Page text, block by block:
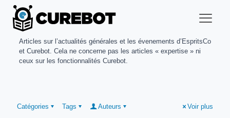
Articles sur l’actualités générales et les évenements d’EspritsCo
et Curebot. Cela ne concerne pas les articles « expertise » ni
ceux sur les fonctionnalités Curebot.
Catégories Tags Auteurs Voir plus